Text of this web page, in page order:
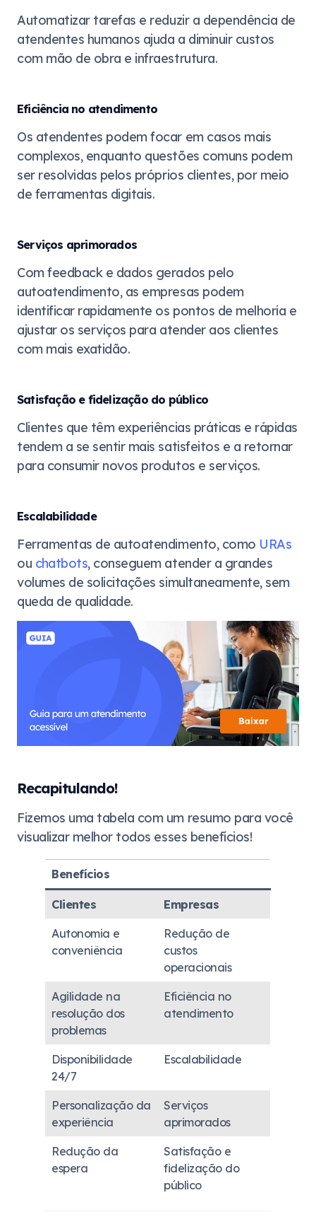
Automatizar tarefas e reduzir a dependência de
atendentes humanos ajuda a diminuir custos
com mão de obra e infraestrutura.
Eficiência no atendimento
Os atendentes podem focar em casos mais
complexos, enquanto questões comuns podem
ser resolvidas pelos próprios clientes, por meio
de ferramentas digitais.
Serviços aprimorados
Com feedback e dados gerados pelo
autoatendimento, as empresas podem
identificar rapidamente os pontos de melhoria e
ajustar os serviços para atender aos clientes
com mais exatidão.
Satisfação e fidelização do público
Clientes que têm experiências práticas e rápidas
tendem a se sentir mais satisfeitos e a retornar
para consumir novos produtos e serviços.
Escalabilidade
Ferramentas de autoatendimento, como URAs
ou chatbots, conseguem atender a grandes
volumes de solicitações simultaneamente, sem
queda de qualidade.
Recapitulando!
Fizemos uma tabela com um resumo para você
visualizar melhor todos esses benefícios!
Benefícios
Clientes Empresas
Autonomia e
conveniência
Redução de
custos
operacionais
Agilidade na
resolução dos
problemas
Eficiência no
atendimento
Disponibilidade
24/7
Escalabilidade
Personalização da
experiência
Serviços
aprimorados
Redução da
espera
Satisfação e
fidelização do
público